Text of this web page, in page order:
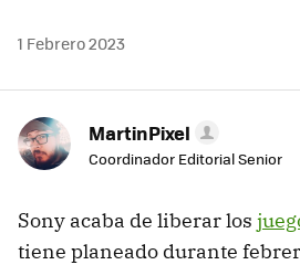
1 Febrero 2023
MartinPixel
Coordinador Editorial Senior
Sony acaba de liberar los
tiene planeado durante